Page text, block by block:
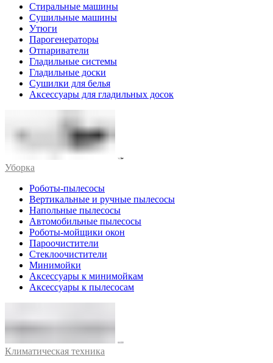
Стиральные машины
Сушильные машины
Утюги
Парогенераторы
Отпариватели
Гладильные системы
Гладильные доски
Сушилки для белья
Аксессуары для гладильных досок
Уборка
Роботы-пылесосы
Вертикальные и ручные пылесосы
Напольные пылесосы
Автомобильные пылесосы
Роботы-мойщики окон
Пароочистители
Стеклоочистители
Минимойки
Аксессуары к минимойкам
Аксессуары к пылесосам
Климатическая техника